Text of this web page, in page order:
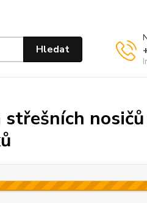
Hledat